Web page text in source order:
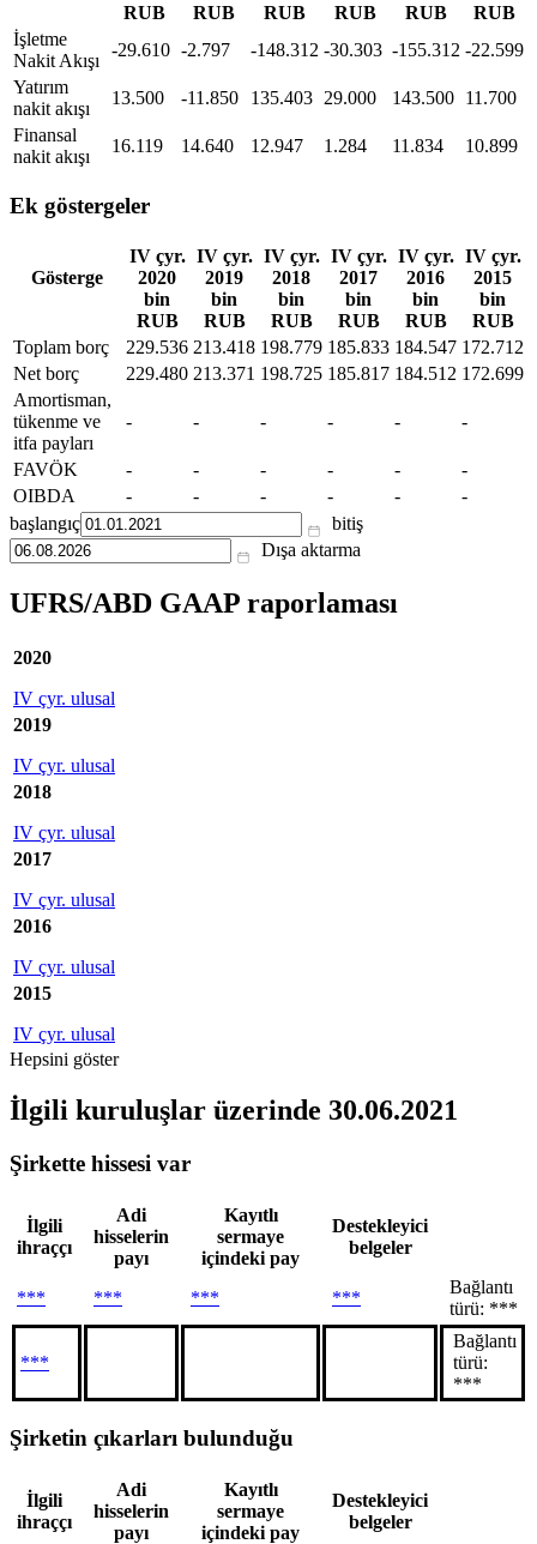
RUB
RUB
RUB
RUB
RUB
RUB
İşletme
Nakit Akışı
-29.610 -2.797 -148.312 -30.303 -155.312 -22.599
Yatırım
nakit akışı
13.500 -11.850 135.403 29.000 143.500 11.700
Finansal
nakit akışı
16.119 14.640 12.947 1.284 11.834 10.899
Ek göstergeler
Gösterge
IV çyr.
2020
bin
RUB
IV çyr.
2019
bin
RUB
IV çyr.
2018
bin
RUB
IV çyr.
2017
bin
RUB
IV çyr.
2016
bin
RUB
IV çyr.
2015
bin
RUB
Toplam borç
229.536 213.418 198.779 185.833 184.547 172.712
Net borç
229.480 213.371 198.725 185.817 184.512 172.699
Amortisman,
tükenme ve
itfa payları
- - - - - -
FAVÖK - - - - -
-
OIBDA
- - - - -
-
başlangıç
bitiş
Dışa aktarma
UFRS/ABD GAAP raporlaması
2020
IV çyr. ulusal
2019
IV çyr. ulusal
2018
IV çyr. ulusal
2017
IV çyr. ulusal
2016
IV çyr. ulusal
2015
IV çyr. ulusal
Hepsini göster
İlgili kuruluşlar üzerinde 30.06.2021
Şirkette hissesi var
İlgili
ihraççı
Adi
hisselerin
payı
Kayıtlı
sermaye
içindeki pay
Destekleyici
belgeler
*** *** *** ***
Bağlantı
türü: ***
***
Bağlantı
türü:
***
Şirketin çıkarları bulunduğu
İlgili
ihraççı
Adi
hisselerin
payı
Kayıtlı
sermaye
içindeki pay
Destekleyici
belgeler